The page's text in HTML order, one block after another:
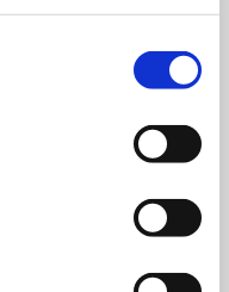
ALLE ANZEIGEN
Matra Murena